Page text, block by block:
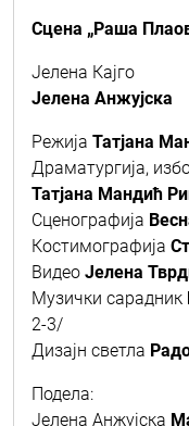
Сцена „Раша
Јелена Кајго
Јелена Анжујска
Режија Татјана
Драматургија,
Татјана Мандић
Сценографија
Костимографија
Видео Јелена
Музички сарадник
2-3/
Дизајн светла
Подела:
Јелена Анжујска